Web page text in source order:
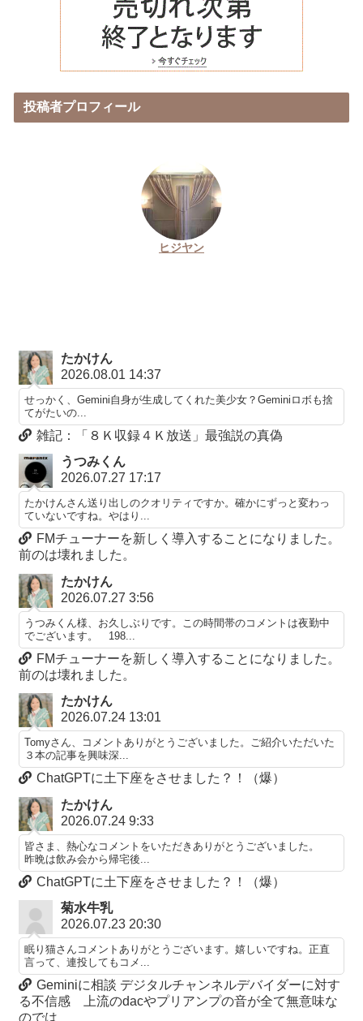
投稿者プロフィール
ヒジヤン
たかけん
2026.08.01 14:37
せっかく、Gemini自身が生成してくれた美少女？Geminiロボも捨
てがたいの...
雑記：「８Ｋ収録４Ｋ放送」最強説の真偽
うつみくん
2026.07.27 17:17
たかけんさん送り出しのクオリティですか。確かにずっと変わっ
ていないですね。やはり...
FMチューナーを新しく導入することになりました。
前のは壊れました。
たかけん
2026.07.27 3:56
うつみくん様、お久しぶりです。この時間帯のコメントは夜勤中
でございます。 198...
FMチューナーを新しく導入することになりました。
前のは壊れました。
たかけん
2026.07.24 13:01
Tomyさん、コメントありがとうございました。ご紹介いただいた
３本の記事を興味深...
ChatGPTに土下座をさせました？！（爆）
たかけん
2026.07.24 9:33
皆さま、熱心なコメントをいただきありがとうございました。
昨晩は飲み会から帰宅後...
ChatGPTに土下座をさせました？！（爆）
菊水牛乳
2026.07.23 20:30
眠り猫さんコメントありがとうございます。嬉しいですね。正直
言って、連投してもコメ...
Geminiに相談 デジタルチャンネルデバイダーに対す
る不信感 上流のdacやプリアンプの音が全て無意味な
のでは